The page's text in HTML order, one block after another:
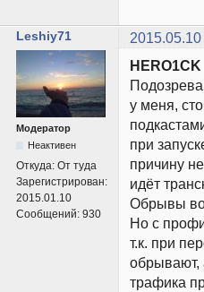
Leshiy71
Модератор
Неактивен
Откуда: От туда
Зарегистрирован:
2015.01.10
Сообщений: 930
HERO1CK
у меня,
при
причину
идёт
Обрывы
Но с
т.к. при
обрывают,
трафика